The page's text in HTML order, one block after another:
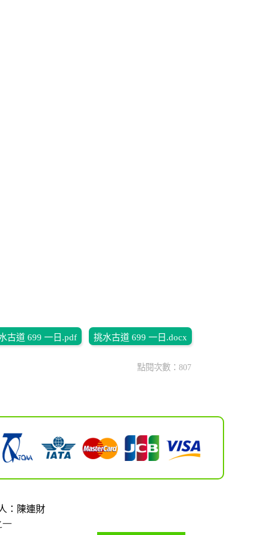
古道 699 一日.pdf 挑水古道 699 一日.docx
點閱次數：807
：陳連財
一